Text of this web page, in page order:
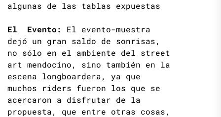
algunas de las tablas expuestas
El Evento:
El evento-muestra
dejó un gran saldo de sonrisas,
no sólo en el ambiente del street
art mendocino, sino también en la
escena longboardera, ya que
muchos riders fueron los que se
acercaron a disfrutar de la
propuesta, que entre otras cosas,